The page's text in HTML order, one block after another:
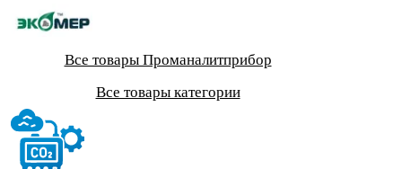
Все товары Проманалитприбор
Все товары категории